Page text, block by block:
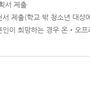
서 제출
제출(학교 밖 청소년 대상
이 희망하는 경우 온‧오프